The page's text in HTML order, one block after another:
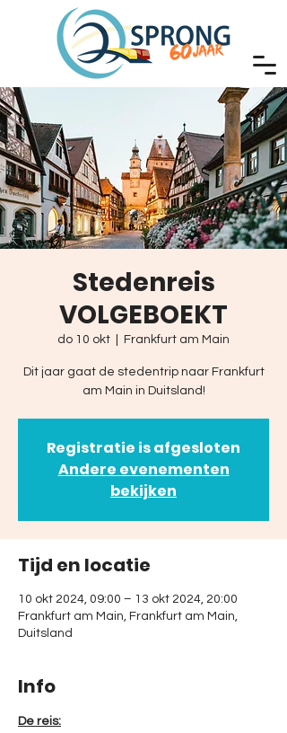
Stedenreis
VOLGEBOEKT
do 10 okt Frankfurt am Main
Dit jaar gaat de stedentrip naar Frankfurt
am Main in Duitsland!
Registratie is afgesloten
Andere evenementen
bekijken
Tijd en locatie
10 okt 2024, 09:00 – 13 okt 2024, 20:00
Frankfurt am Main, Frankfurt am Main,
Duitsland
Info
De reis: